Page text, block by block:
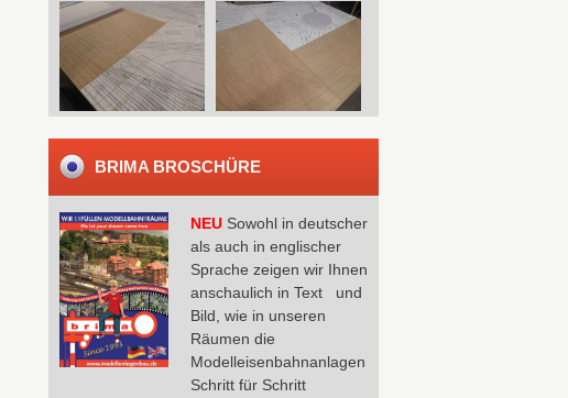
BRIMA BROSCHÜRE
NEU Sowohl in deutscher
als auch in englischer
Sprache zeigen wir Ihnen
anschaulich in Text und
Bild, wie in unseren
Räumen die
Modelleisenbahnanlagen
Schritt für Schritt